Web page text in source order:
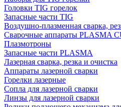
Головки TIG горелок
Запасные части TIG
Воздушно-плазменная сварка,
Сварочные аппараты PLASMA
Плазмотроны
Запасные части PLASMA
Лазерная сварка, резка и очистка
Аппараты лазерной сварки
Горелки лазерные
Сопла для лазерной сварки
Линзы для лазерной сварки